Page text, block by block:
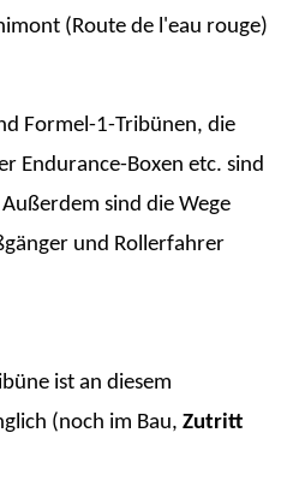
(Route de l'eau rouge)
Formel-1-Tribünen, die
Endurance-Boxen etc. sind
sind die Wege
und Rollerfahrer
ist an diesem
(noch im Bau, Zutritt